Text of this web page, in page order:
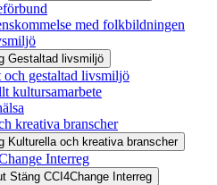
med folkbildningen
Gestaltad livsmiljö
och gestaltad livsmiljö
kultursamarbete
kreativa branscher
Kulturella och kreativa branscher
Interreg
Stäng CCI4Change Interreg